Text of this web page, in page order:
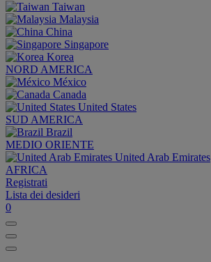
Taiwan
Malaysia
China
Singapore
Korea
NORD AMERICA
México
Canada
United States
SUD AMERICA
Brazil
MEDIO ORIENTE
United Arab Emirates
AFRICA
Registrati
Lista dei desideri
0